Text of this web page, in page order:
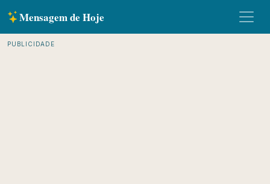
Mensagem de Hoje
PUBLICIDADE